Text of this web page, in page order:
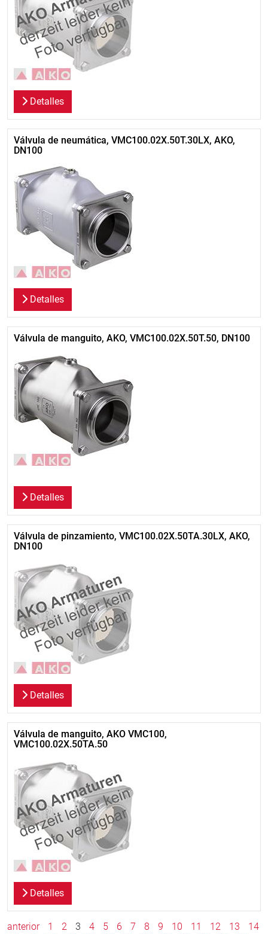
Detalles
Válvula de neumática, VMC100.02X.50T.30LX, AKO,
DN100
Detalles
Válvula de manguito, AKO, VMC100.02X.50T.50, DN100
Detalles
Válvula de pinzamiento, VMC100.02X.50TA.30LX, AKO,
DN100
Detalles
Válvula de manguito, AKO VMC100,
VMC100.02X.50TA.50
Detalles
anterior 1 2 3 4 5 6 7 8 9 10 11 12 13
14